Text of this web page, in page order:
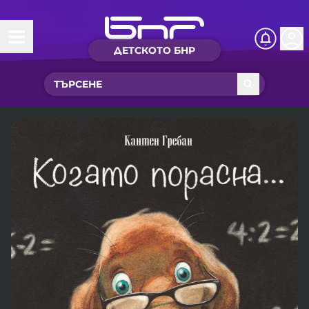
ДЕТСКОТО БНР
Начало
Какво ново?
Рубрики с вълшебства
Детско радио
Новините на детски език
Приказки
Песнички
Искри
Интересен архив
Нашите гости